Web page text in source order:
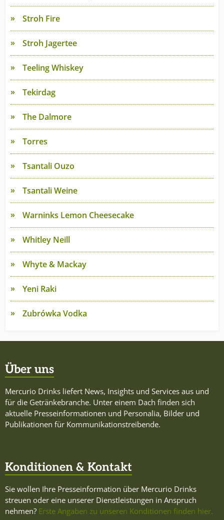
Stroh Fire
Stroh Jagertee
Teeling Whiskey
Tekirdag
The Dalmore
Torres
Tsantali Ouzo
Tsantali Weine
Warninks Lemon Cheesecake
Whitley Neill
Whyte & Mackay
Yeni Raki
Zubrówka Vodka
Über uns
Mercurio Drinks liefert News, Insights und Services aus und
für die Getränkebranche. Unter einem Dach finden sich
aktuelle Presseinformationen und Personalia, Bilder und
Publikationen für Kommunikationstreibende.
Konditionen & Kontakt
Sie wollen Ihre Presseinformation über Mercurio Drinks
streuen oder eine unserer Dienstleistungen in Anspruch
nehmen? Erste Angaben zu unseren Konditionen finden hier.